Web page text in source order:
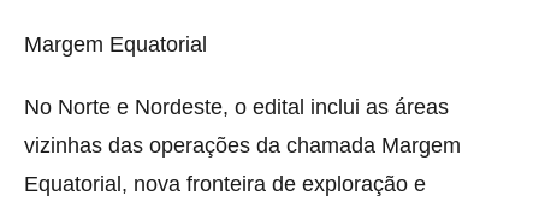
Margem Equatorial
No Norte e Nordeste, o edital inclui as áreas
vizinhas das operações da chamada Margem
Equatorial, nova fronteira de exploração e